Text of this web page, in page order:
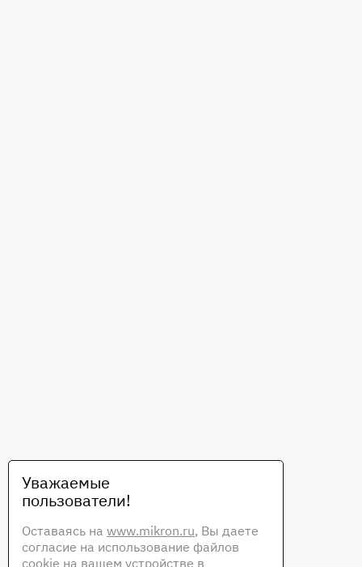
Уважаемые
пользователи!
Оставаясь на www.mikron.ru, Вы даете
согласие на использование файлов
cookie на вашем устройстве в